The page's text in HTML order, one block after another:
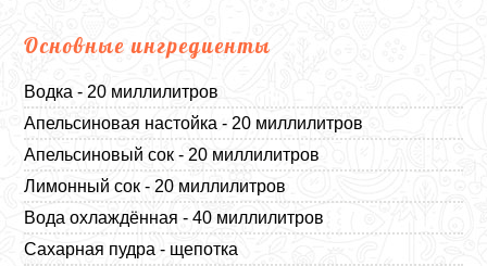
Основные ингредиенты
Водка - 20 миллилитров
Апельсиновая настойка - 20 миллилитров
Апельсиновый сок - 20 миллилитров
Лимонный сок - 20 миллилитров
Вода охлаждённая - 40 миллилитров
Сахарная пудра - щепотка